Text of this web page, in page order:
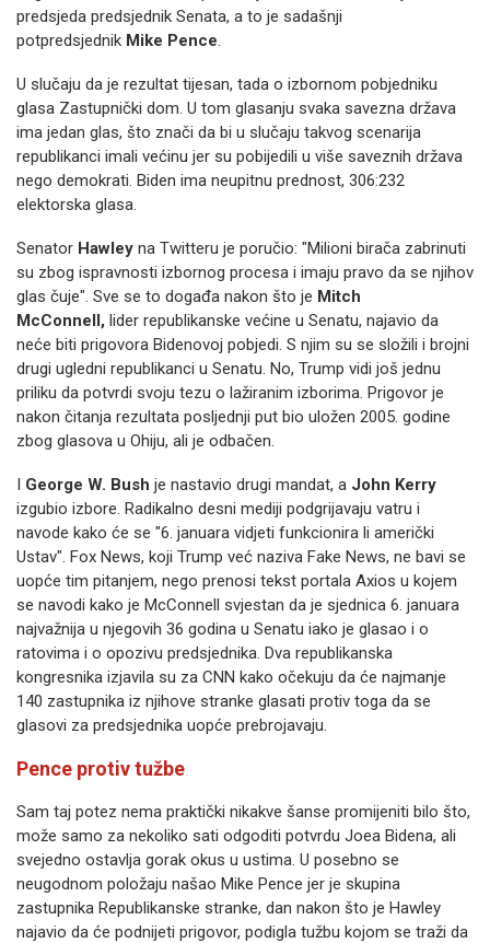
predsjeda predsjednik Senata, a to je sadašnji
potpredsjednik Mike Pence.
U slučaju da je rezultat tijesan, tada o izbornom pobjedniku
glasa Zastupnički dom. U tom glasanju svaka savezna država
ima jedan glas, što znači da bi u slučaju takvog scenarija
republikanci imali većinu jer su pobijedili u više saveznih država
nego demokrati. Biden ima neupitnu prednost, 306:232
elektorska glasa.
Senator Hawley na Twitteru je poručio: "Milioni birača zabrinuti
su zbog ispravnosti izbornog procesa i imaju pravo da se njihov
glas čuje". Sve se to događa nakon što je Mitch
McConnell, lider republikanske većine u Senatu, najavio da
neće biti prigovora Bidenovoj pobjedi. S njim su se složili i brojni
drugi ugledni republikanci u Senatu. No, Trump vidi još jednu
priliku da potvrdi svoju tezu o lažiranim izborima. Prigovor je
nakon čitanja rezultata posljednji put bio uložen 2005. godine
zbog glasova u Ohiju, ali je odbačen.
I George W. Bush je nastavio drugi mandat, a John Kerry
izgubio izbore. Radikalno desni mediji podgrijavaju vatru i
navode kako će se "6. januara vidjeti funkcionira li američki
Ustav". Fox News, koji Trump već naziva Fake News, ne bavi se
uopće tim pitanjem, nego prenosi tekst portala Axios u kojem
se navodi kako je McConnell svjestan da je sjednica 6. januara
najvažnija u njegovih 36 godina u Senatu iako je glasao i o
ratovima i o opozivu predsjednika. Dva republikanska
kongresnika izjavila su za CNN kako očekuju da će najmanje
140 zastupnika iz njihove stranke glasati protiv toga da se
glasovi za predsjednika uopće prebrojavaju.
Pence protiv tužbe
Sam taj potez nema praktički nikakve šanse promijeniti bilo što,
može samo za nekoliko sati odgoditi potvrdu Joea Bidena, ali
svejedno ostavlja gorak okus u ustima. U posebno se
neugodnom položaju našao Mike Pence jer je skupina
zastupnika Republikanske stranke, dan nakon što je Hawley
najavio da će podnijeti prigovor, podigla tužbu kojom se traži da